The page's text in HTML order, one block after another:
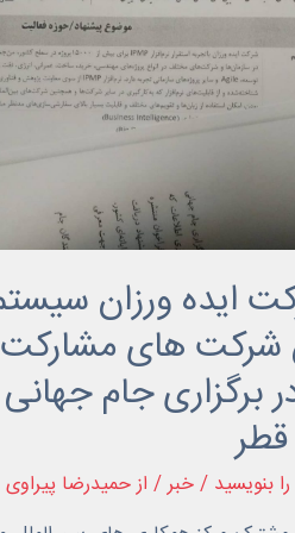
ایده ورزان
شرکت های مشارکت
برگزاری جام جهانی
بنویسید /خبر/ ازحمیدرضا